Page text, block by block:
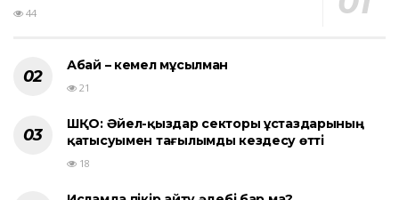
44
Абай – кемел мұсылман
21
ШҚО: Әйел-қыздар секторы ұстаздарының
қатысуымен тағылымды кездесу өтті
18